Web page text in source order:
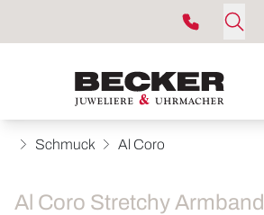
Schmuck Al Coro
Al Coro Stretchy Armband